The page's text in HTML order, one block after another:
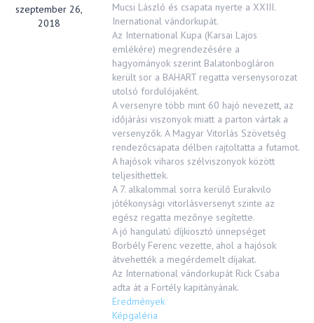
szeptember 26,
2018
Mucsi László és csapata nyerte a XXIII.
Inernational vándorkupát.
Az International Kupa (Karsai Lajos
emlékére) megrendezésére a
hagyományok szerint Balatonbogláron
került sor a BAHART regatta versenysorozat
utolsó fordulójaként.
A versenyre több mint 60 hajó nevezett, az
időjárási viszonyok miatt a parton vártak a
versenyzők. A Magyar Vitorlás Szövetség
rendezőcsapata délben rajtoltatta a futamot.
A hajósok viharos szélviszonyok között
teljesíthettek.
A 7. alkalommal sorra kerülő Eurakvilo
jótékonysági vitorlásversenyt szinte az
egész regatta mezőnye segítette.
A jó hangulatú díjkiosztó ünnepséget
Borbély Ferenc vezette, ahol a hajósok
átvehették a megérdemelt díjakat.
Az International vándorkupát Rick Csaba
adta át a Fortély kapitányának.
Eredmények
Képgaléria